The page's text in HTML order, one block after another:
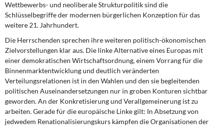
Wettbewerbs- und neoliberale Strukturpolitik sind die
Schlüsselbegriffe der modernen bürgerlichen Konzeption für das
weitere 21. Jahrhundert.
Die Herrschenden sprechen ihreweiteren politisch-ökonomischen
Zielvorstellungen klar aus. Die linke Alternative eines Europas mit
einer demokratischen Wirtschaftsordnung, einem Vorrang für die
Binnenmarktentwicklung und deutlich veränderten
Verteilungsrelationen ist in den Wahlen und den sie begleitenden
politischen Auseinandersetzungen nur in groben Konturen sichtbar
geworden. An der Konkretisierung und Verallgemeinerung ist zu
arbeiten. Gerade für die europäische Linke gilt: In Absetzung von
jedwedem Renationalisierungskurs kämpfen die Organisationen der